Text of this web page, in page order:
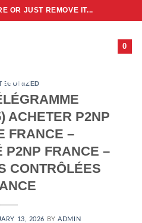
OR JUST REMOVE IT...
0
ACHETER P2NP
FRANCE –
P2NP FRANCE –
CONTRÔLÉES
13, 2026 BYADMIN